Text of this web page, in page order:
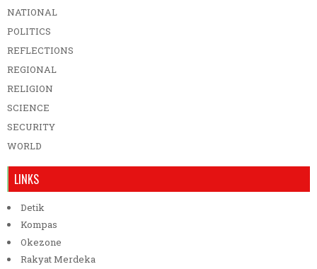
NATIONAL
POLITICS
REFLECTIONS
REGIONAL
RELIGION
SCIENCE
SECURITY
WORLD
LINKS
Detik
Kompas
Okezone
Rakyat Merdeka